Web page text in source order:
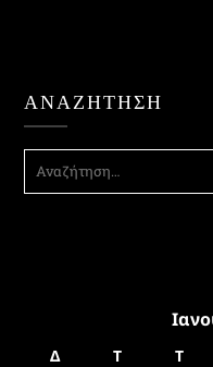
ΑΝΑΖΉΤΗΣΗ
ΓΙΑ:
Δ Τ Τ